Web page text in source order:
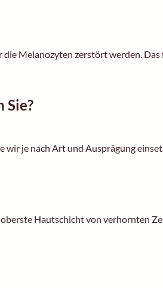
die Melanozyten zerstört werden. Das
Sie?
je nach Art und Ausprägung
oberste Hautschicht von verhornten